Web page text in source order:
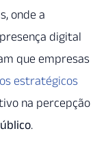
onde a
digital
que empresas
estratégicos
na percepção
.